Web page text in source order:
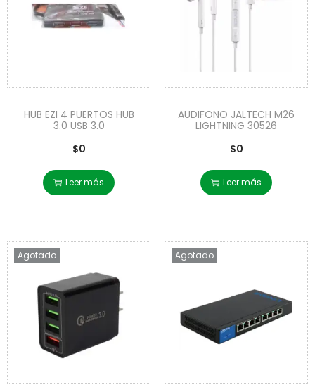
HUB EZI 4 PUERTOS HUB
3.0 USB 3.0
$0
Leer más
AUDIFONO JALTECH M26
LIGHTNING 30526
$0
Leer más
Agotado Agotado